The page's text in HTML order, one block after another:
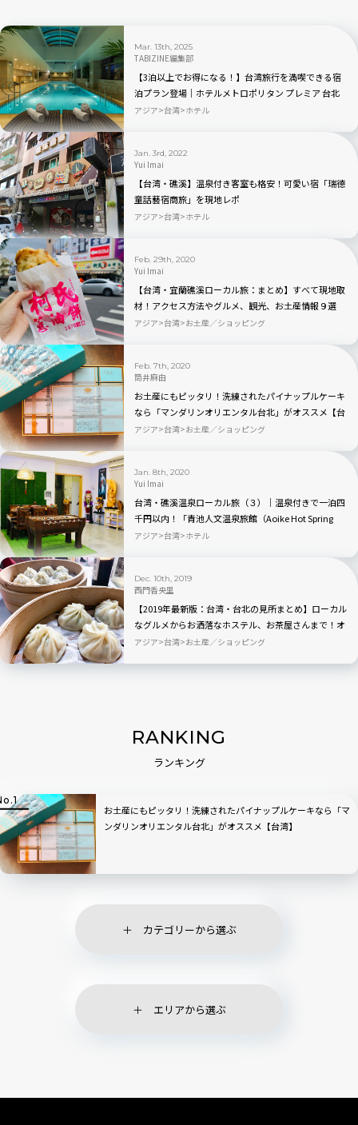
Mar. 13th, 2025
TABIZINE編集部
【3泊以上でお得になる！】台湾旅行を満喫できる宿
泊プラン登場｜ホテルメトロポリタン プレミア 台北
アジア 台湾 ホテル
Jan. 3rd, 2022
Yui Imai
【台湾・礁溪】温泉付き客室も格安！可愛い宿「瑞德
童話藝宿商旅」を現地レポ
アジア 台湾 ホテル
Feb. 29th, 2020
Yui Imai
【台湾・宜蘭礁溪ローカル旅：まとめ】すべて現地取
材！アクセス方法やグルメ、観光、お土産情報９選
アジア 台湾 お土産／ショッピング
Feb. 7th, 2020
筒井麻由
お土産にもピッタリ！洗練されたパイナップルケーキ
なら「マンダリンオリエンタル台北」がオススメ【台
湾】
アジア 台湾 お土産／ショッピング
Jan. 8th, 2020
Yui Imai
台湾・礁溪温泉ローカル旅（３）｜温泉付きで一泊四
千円以内！「青池人文温泉旅館（Aoike Hot Spring
Hotel）」宿泊ルポ
アジア 台湾 ホテル
Dec. 10th, 2019
西門香央里
【2019年最新版：台湾・台北の見所まとめ】ローカル
なグルメからお洒落なホステル、お茶屋さんまで！オ
ススメ10選
アジア 台湾 お土産／ショッピング
RANKING
ランキング
お土産にもピッタリ！洗練されたパイナップルケーキなら「マ
ンダリンオリエンタル台北」がオススメ【台湾】
カテゴリーから選ぶ
エリアから選ぶ